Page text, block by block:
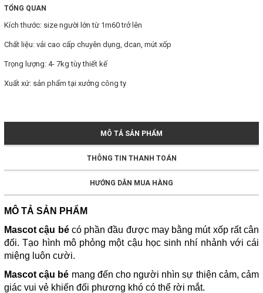
TỔNG QUAN
Kích thước: size người lớn từ 1m60 trở lên
Chất liệu: vải cao cấp chuyên dụng, dcan, mút xốp
Trọng lượng: 4- 7kg tùy thiết kế
Xuất xứ: sản phẩm tại xưởng công ty
MÔ TẢ SẢN PHẨM
THÔNG TIN THANH TOÁN
HƯỚNG DẪN MUA HÀNG
MÔ TẢ SẢN PHẨM
Mascot cậu bécó phần đầu được may bằng mút xốp rất cân
đối. Tạo hình mô phỏng một cậu học sinh nhí nhảnh với cái
miệng luôn cười.
Mascot cậu bé mang đến cho người nhìn sự thiện cảm, cảm
giác vui vẻ khiến đối phương khó có thể rời mắt.